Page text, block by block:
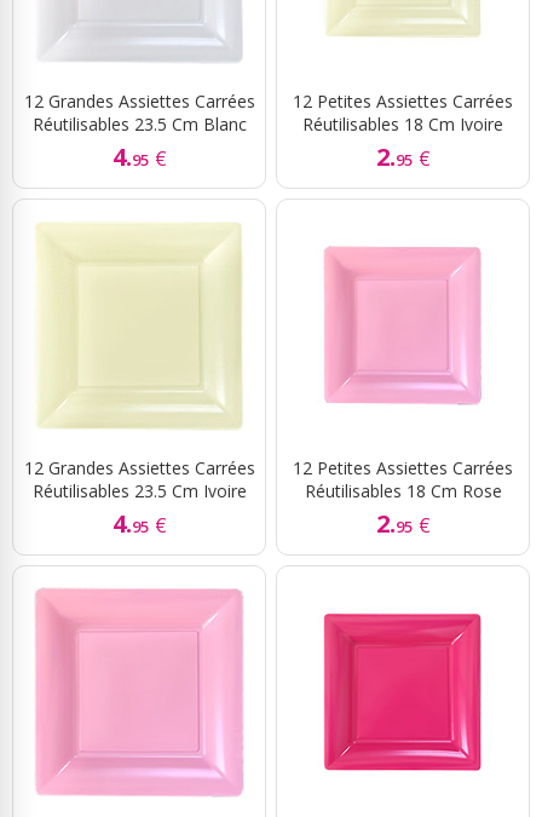
12 Grandes Assiettes Carrées
Réutilisables 23.5 Cm Blanc
4.95 €
12 Petites Assiettes Carrées
Réutilisables 18 Cm Ivoire
2.95 €
12 Grandes Assiettes Carrées
Réutilisables 23.5 Cm Ivoire
4.95 €
12 Petites Assiettes Carrées
Réutilisables 18 Cm Rose
2.95 €